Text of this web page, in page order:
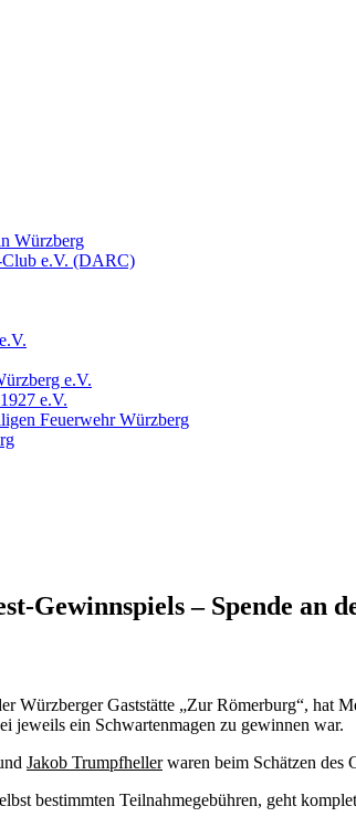
Würzberg
Club e.V. (DARC)
e.V.
e.V.
Feuerwehr Würzberg
Gewinnspiels – Spende an
Würzberger Gaststätte „Zur Römerburg“, hat
jeweils ein Schwartenmagen zu gewinnen war.
Jakob Trumpfhellerwaren beim Schätzen des
bestimmten Teilnahmegebühren, geht